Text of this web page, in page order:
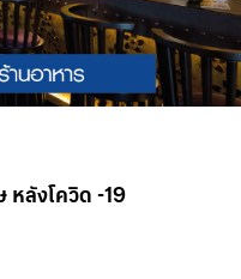
หลังโควิด -19